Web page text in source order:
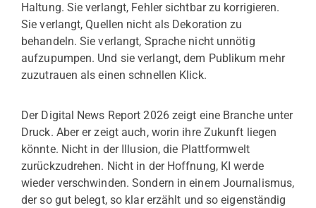
Haltung. Sie verlangt, Fehler sichtbar zu korrigieren.
Sie verlangt, Quellen nicht als Dekoration zu
behandeln. Sie verlangt, Sprache nicht unnötig
aufzupumpen. Und sie verlangt, dem Publikum mehr
zuzutrauen als einen schnellen Klick.
Der Digital News Report 2026 zeigt eine Branche unter
Druck. Aber er zeigt auch, worin ihre Zukunft liegen
könnte. Nicht in der Illusion, die Plattformwelt
zurückzudrehen. Nicht in der Hoffnung, KI werde
wieder verschwinden. Sondern in einem Journalismus,
der so gut belegt, so klar erzählt und so eigenständig